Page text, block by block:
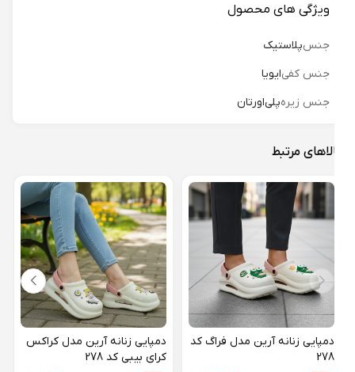
ویژگی های محصول
جنسپلاستیک
جنس کفی ایویا
جنس زیره پلی‌اورتان
مرتبط
دمپایی زنانه آرین مدل فراگ کد
دمپایی زنانه آرین مدل کراکس
کرای بیبی کد 278